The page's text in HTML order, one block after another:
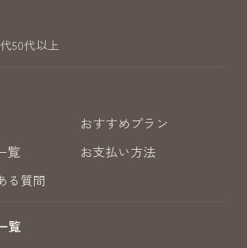
50代以上
おすすめプラン
覧
お支払い方法
る質問
覧